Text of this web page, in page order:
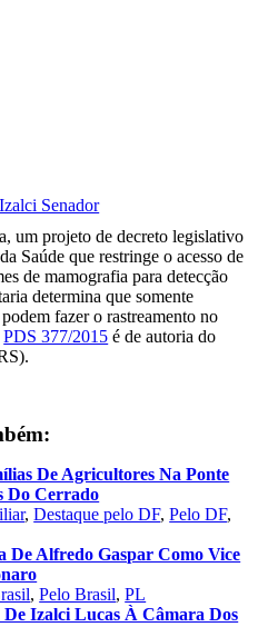
Izalci Senador
um projeto de decreto legislativo
Saúde que restringe o acesso de
de mamografia para detecção
determina que somente
fazer o rastreamento no
PDS 377/2015 é de autoria do
De Agricultores Na Ponte
Do Cerrado
,Destaque pelo DF,Pelo DF,
De Alfredo Gaspar Como Vice
,Pelo Brasil,PL
Izalci Lucas À Câmara Dos